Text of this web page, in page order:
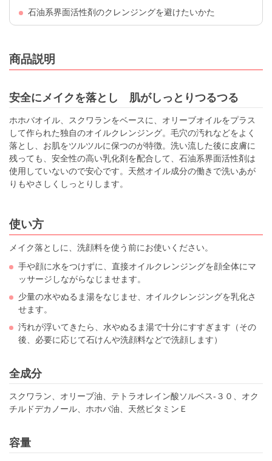
石油系界面活性剤のクレンジングを避けたいかた
商品説明
安全にメイクを落とし 肌がしっとりつるつる
ホホバオイル、スクワランをベースに、オリーブオイルをプラス
して作られた独自のオイルクレンジング。毛穴の汚れなどをよく
落とし、お肌をツルツルに保つのが特徴。洗い流した後に皮膚に
残っても、安全性の高い乳化剤を配合して、石油系界面活性剤は
使用していないので安心です。天然オイル成分の働きで洗いあが
りもやさしくしっとりします。
使い方
メイク落としに、洗顔料を使う前にお使いください。
手や顔に水をつけずに、直接オイルクレンジングを顔全体にマ
ッサージしながらなじませます。
少量の水やぬるま湯をなじませ、オイルクレンジングを乳化さ
せます。
汚れが浮いてきたら、水やぬるま湯で十分にすすぎます（その
後、必要に応じて石けんや洗顔料などで洗顔します）
全成分
スクワラン、オリーブ油、テトラオレイン酸ソルベス-３０、オク
チルドデカノール、ホホバ油、天然ビタミンＥ
容量